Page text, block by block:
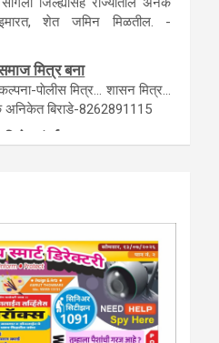
करा.
जिल्ह्यासह राज्यातील अनेक
इमारत, शेत जमिन मिळतील. -
संपर्क साधा-
सामाजिक समस्या, गुन्हेगारी,
अडकला असाल, काेर्टाची
आम्ही मदत करू. मार्गदर्शन करू,
संपर्क साधा- भारत
कुंभार -9860944728
द्यायची संपर्क साधा..